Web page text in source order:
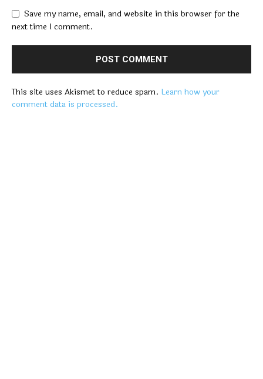
Save my name, email, and website in this browser for the
next time I comment.
This site uses Akismet to reduce spam. Learn how your
comment data is processed.